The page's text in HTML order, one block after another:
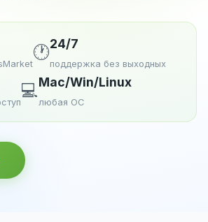
🕐24/7
поддержка без выходных
💻Mac/Win/Linux
любая ОС